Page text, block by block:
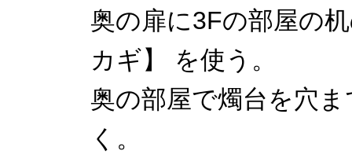
奥の扉に3Fの部屋の
カギ】 を使う。
奥の部屋で燭台を穴
く。